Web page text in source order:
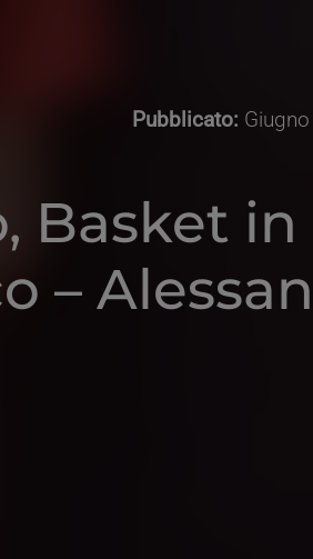
Pubblicato:
Basket
–